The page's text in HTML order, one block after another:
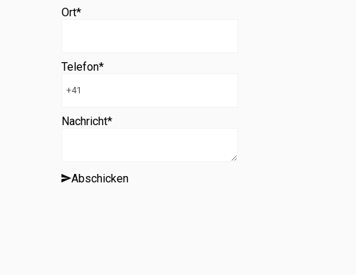
Ort*
Telefon*
Nachricht*
Abschicken